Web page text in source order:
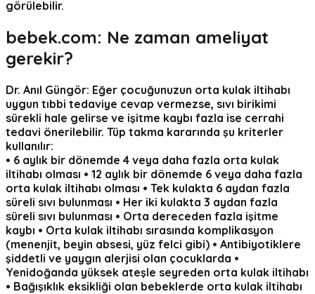
görülebilir.
bebek.com: Ne zaman ameliyat
gerekir?
Dr. Anıl Güngör: Eğer çocuğunuzun orta kulak iltihabı
uygun tıbbi tedaviye cevap vermezse, sıvı birikimi
sürekli hale gelirse ve işitme kaybı fazla ise cerrahi
tedavi önerilebilir. Tüp takma kararında şu kriterler
kullanılır:
• 6 aylık bir dönemde 4 veya daha fazla orta kulak
iltihabı olması • 12 aylık bir dönemde 6 veya daha fazla
orta kulak iltihabı olması • Tek kulakta 6 aydan fazla
süreli sıvı bulunması • Her iki kulakta 3 aydan fazla
süreli sıvı bulunması • Orta dereceden fazla işitme
kaybı • Orta kulak iltihabı sırasında komplikasyon
(menenjit, beyin absesi, yüz felci gibi) • Antibiyotiklere
şiddetli ve yaygın alerjisi olan çocuklarda •
Yenidoğanda yüksek ateşle seyreden orta kulak iltihabı
• Bağışıklık eksikliği olan bebeklerde orta kulak iltihabı